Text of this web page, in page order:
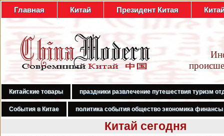
Главная Китай Президент Китая
Китайские товары праздники развлечение путешествия туризм
События в Китае политика события общество экономика финансы
Китай сегодня